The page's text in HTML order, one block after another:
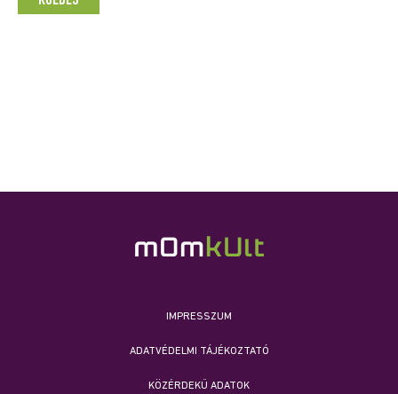
IMPRESSZUM
ADATVÉDELMI TÁJÉKOZTATÓ
KÖZÉRDEKŰ ADATOK